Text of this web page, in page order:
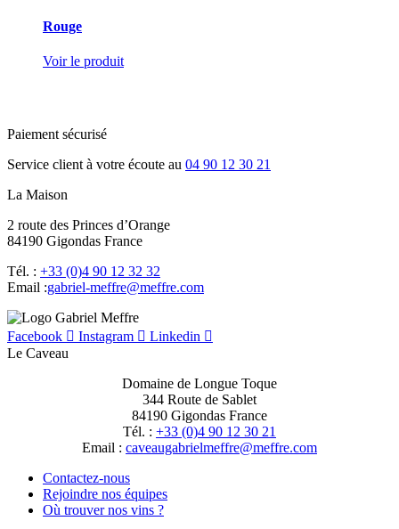
Rouge
Voir le produit
Paiement sécurisé
Service client à votre écoute au 04 90 12 30 21
La Maison
2 route des Princes d’Orange
84190 Gigondas France
Tél. : +33 (0)4 90 12 32 32
Email :moc.erffem@erffem-leirbag
Facebook Instagram
Linkedin
Le Caveau
Domaine de Longue Toque
344 Route de Sablet
84190 Gigondas France
Tél. : +33 (0)4 90 12 30 21
Email : moc.erffem@erffemleirbaguaevac
Contactez-nous
Rejoindre nos équipes
Où trouver nos vins ?